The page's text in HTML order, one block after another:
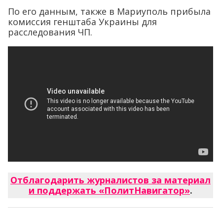
По его данным, также в Мариуполь прибыла
комиссия генштаба Украины для
расследования ЧП.
Отблагодарить журналистов за материал
и поддержать «ПолитНавигатор».